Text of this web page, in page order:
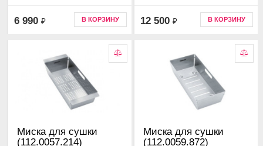
6 990 ₽ В КОРЗИНУ 12 500 ₽ В КОРЗИНУ
Миска для сушки
(112.0057.214)
Миска для сушки
(112.0059.872)